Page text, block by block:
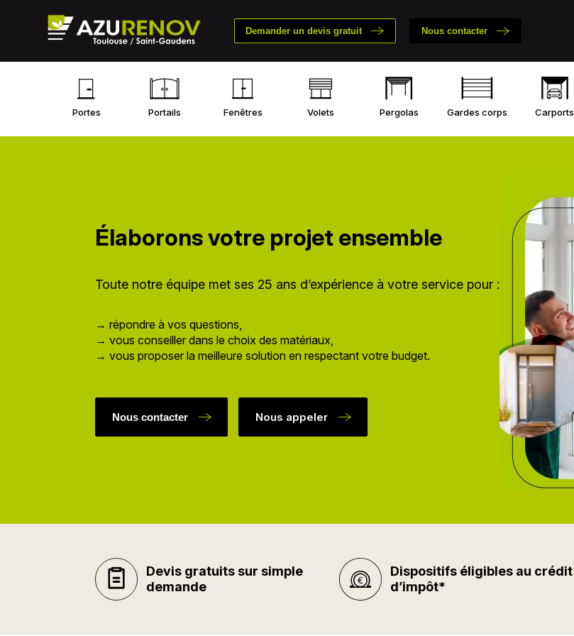
Demander un devis gratuit Nous contacter
Portes Portails Fenêtres Volets Pergolas Gardes corps Carports
Élaborons votre projet ensemble
Toute notre équipe met ses 25 ans d’expérience à votre service pour :
→ répondre à vos questions,
→ vous conseiller dans le choix des matériaux,
→ vous proposer la meilleure solution en respectant votre budget.
Nous contacter Nous appeler
Devis gratuits sur simple
demande
Dispositifs éligibles au crédit
d’impôt*